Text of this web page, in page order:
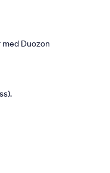
Duozon